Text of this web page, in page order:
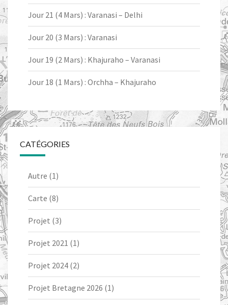
Jour 21 (4 Mars) : Varanasi – Delhi
Jour 20 (3 Mars) : Varanasi
Jour 19 (2 Mars) : Khajuraho – Varanasi
Jour 18 (1 Mars) : Orchha – Khajuraho
CATÉGORIES
Autre (1)
Carte (8)
Projet (3)
Projet 2021 (1)
Projet 2024 (2)
Projet Bretagne 2026 (1)